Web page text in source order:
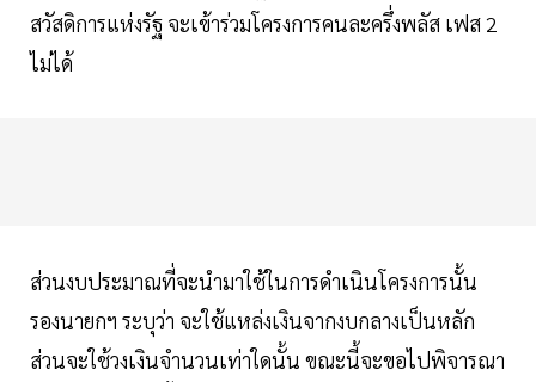
สวัสดิการแห่งรัฐ จะเข้าร่วมโครงการคนละครึ่งพลัส เฟส 2
ไม่ได้
ส่วนงบประมาณที่จะนำมาใช้ในการดำเนินโครงการนั้น
รองนายกฯ ระบุว่า จะใช้แหล่งเงินจากงบกลางเป็นหลัก
ส่วนจะใช้วงเงินจำนวนเท่าใดนั้น ขณะนี้จะขอไปพิจารณา